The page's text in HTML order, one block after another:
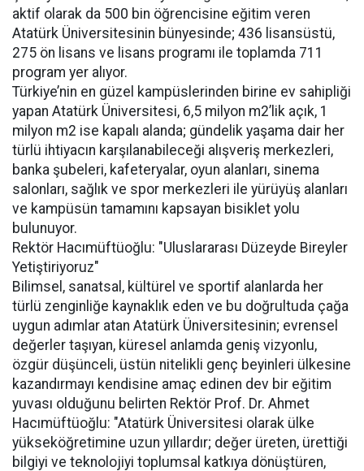
aktif olarak da 500 bin öğrencisine eğitim veren
Atatürk Üniversitesinin bünyesinde; 436 lisansüstü,
275 ön lisans ve lisans programı ile toplamda 711
program yer alıyor.
Türkiye’nin en güzel kampüslerinden birine ev sahipliği
yapan Atatürk Üniversitesi, 6,5 milyon m2’lik açık, 1
milyon m2 ise kapalı alanda; gündelik yaşama dair her
türlü ihtiyacın karşılanabileceği alışveriş merkezleri,
banka şubeleri, kafeteryalar, oyun alanları, sinema
salonları, sağlık ve spor merkezleri ile yürüyüş alanları
ve kampüsün tamamını kapsayan bisiklet yolu
bulunuyor.
Rektör Hacımüftüoğlu: "Uluslararası Düzeyde Bireyler
Yetiştiriyoruz"
Bilimsel, sanatsal, kültürel ve sportif alanlarda her
türlü zenginliğe kaynaklık eden ve bu doğrultuda çağa
uygun adımlar atan Atatürk Üniversitesinin; evrensel
değerler taşıyan, küresel anlamda geniş vizyonlu,
özgür düşünceli, üstün nitelikli genç beyinleri ülkesine
kazandırmayı kendisine amaç edinen dev bir eğitim
yuvası olduğunu belirten Rektör Prof. Dr. Ahmet
Hacımüftüoğlu: "Atatürk Üniversitesi olarak ülke
yükseköğretimine uzun yıllardır; değer üreten, ürettiği
bilgiyi ve teknolojiyi toplumsal katkıya dönüştüren,